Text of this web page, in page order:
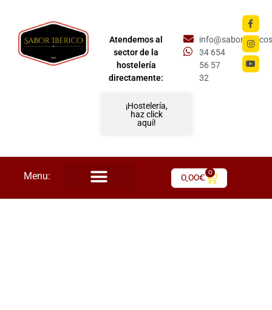
Atendemos al
sector de la
hostelería
directamente:
¡Hostelería,
haz click
aquí!
34 654
56 57
32
Menu: 0,00€ 0